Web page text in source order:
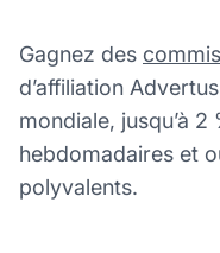
Gagnez des
d’affiliation
mondiale, jusqu’à
hebdomadaires et
polyvalents.